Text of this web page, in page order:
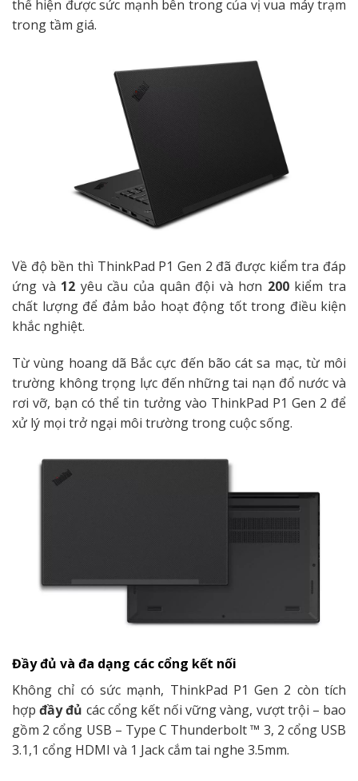
thể hiện được sức mạnh bên trong của vị vua máy trạm
trong tầm giá.
Về độ bền thì ThinkPad P1 Gen 2 đã được kiểm tra đáp
ứng và 12 yêu cầu của quân đội và hơn 200kiểm tra
chất lượng để đảm bảo hoạt động tốt trong điều kiện
khắc nghiệt.
Từ vùng hoang dã Bắc cực đến bão cát sa mạc, từ môi
trường không trọng lực đến những tai nạn đổ nước và
rơi vỡ, bạn có thể tin tưởng vào ThinkPad P1 Gen 2 để
xử lý mọi trở ngại môi trường trong cuộc sống.
Đầy đủ và đa dạng các cổng kết nối
Không chỉ có sức mạnh, ThinkPad P1 Gen 2 còn tích
hợpđầy đủ các cổng kết nối vững vàng, vượt trội – bao
gồm 2 cổng USB – Type C Thunderbolt ™ 3, 2 cổng USB
3.1,1 cổng HDMI và 1 Jack cắm tai nghe 3.5mm.